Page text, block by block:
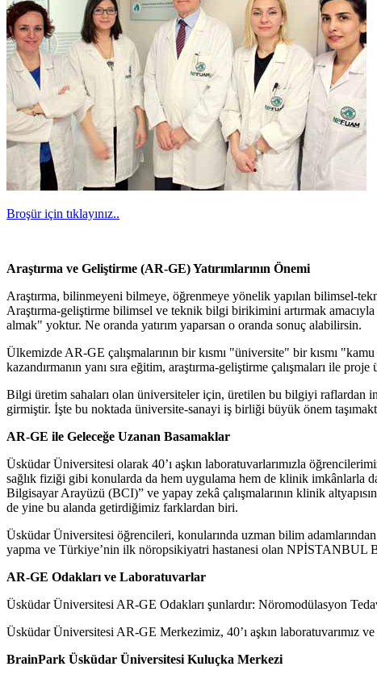
Broşür için tıklayınız..
Araştırma ve Geliştirme (AR-GE) Yatırımlarının Önemi
Araştırma, bilinmeyeni bilmeye, öğrenmeye yönelik yapılan bilimsel-
Araştırma-geliştirme bilimsel ve teknik bilgi birikimini artırmak
almak" yoktur. Ne oranda yatırım yaparsan o oranda sonuç alabilirsin.
Ülkemizde AR-GE çalışmalarının bir kısmı "üniversite" bir kısmı
kazandırmanın yanı sıra eğitim, araştırma-geliştirme çalışmaları ile
Bilgi üretim sahaları olan üniversiteler için, üretilen bu bilgiyi raflardan
girmiştir. İşte bu noktada üniversite-sanayi iş birliği büyük önem
AR-GE ile Geleceğe Uzanan Basamaklar
Üsküdar Üniversitesi olarak 40’ı aşkın laboratuvarlarımızla
sağlık fiziği gibi konularda da hem uygulama hem de klinik imkânlarla
Bilgisayar Arayüzü (BCI)” ve yapay zekâ çalışmalarının klinik
de yine bu alanda getirdiğimiz farklardan biri.
Üsküdar Üniversitesi öğrencileri, konularında uzman bilim
yapma ve Türkiye’nin ilk nöropsikiyatri hastanesi olan NPİSTANBUL
AR-GE Odakları ve Laboratuvarlar
Üsküdar Üniversitesi AR-GE Odakları şunlardır: Nöromodülasyon
Üsküdar Üniversitesi AR-GE Merkezimiz, 40’ı aşkın laboratuvarımız
BrainPark Üsküdar Üniversitesi Kuluçka Merkezi